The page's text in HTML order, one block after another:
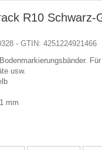
R10 Schwarz-
- GTIN: 4251224921466
usw.
mm